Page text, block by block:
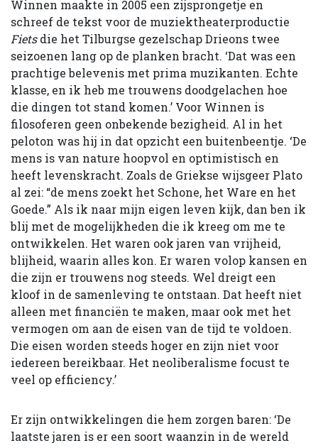
Winnen maakte in 2005 een zijsprongetje en
schreef de tekst voor de muziektheaterproductie
Fietsdie het Tilburgse gezelschap Drieons twee
seizoenen lang op de planken bracht. ‘Dat was een
prachtige belevenis met prima muzikanten. Echte
klasse, en ik heb me trouwens doodgelachen hoe
die dingen tot stand komen.’ Voor Winnen is
filosoferen geen onbekende bezigheid. Al in het
peloton was hij in dat opzicht een buitenbeentje. ‘De
mens is van nature hoopvol en optimistisch en
heeft levenskracht. Zoals de Griekse wijsgeer Plato
al zei: “de mens zoekt het Schone, het Ware en het
Goede.” Als ik naar mijn eigen leven kijk, dan ben ik
blij met de mogelijk­heden die ik kreeg om me te
ontwikkelen. Het waren ook jaren van vrijheid,
blijheid, waarin alles kon. Er waren volop kansen en
die zijn er trouwens nog steeds. Wel dreigt een
kloof in de samenleving te ontstaan. Dat heeft niet
alleen met financiën te maken, maar ook met het
vermogen om aan de eisen van de tijd te voldoen.
Die eisen worden steeds hoger en zijn niet voor
iedereen bereikbaar. Het neoliberalisme focust te
veel op efficiency.’
Er zijn ontwikkelingen die hem zorgen baren: ‘De
laatste jaren is er een soort waanzin in de wereld